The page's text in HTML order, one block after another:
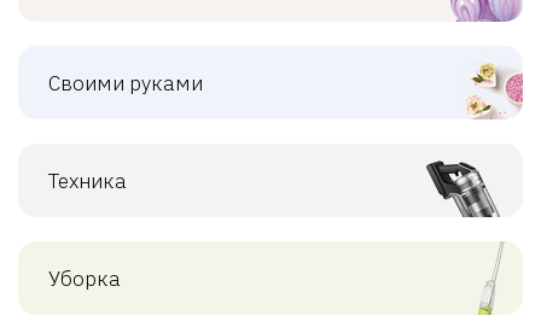
Своими руками
Техника
Уборка